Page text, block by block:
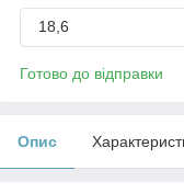
18,6
Готово до відправки
Опис